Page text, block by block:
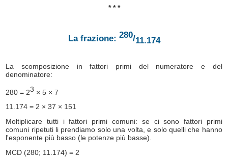
* * *
La frazione: 280/11.174
La scomposizione in fattori primi del numeratore e del
denominatore:
280 = 23 × 5 × 7
11.174 = 2 × 37 × 151
Moltiplicare tutti i fattori primi comuni: se ci sono fattori primi
comuni ripetuti li prendiamo solo una volta, e solo quelli che hanno
l'esponente più basso (le potenze più basse).
MCD (280; 11.174) = 2